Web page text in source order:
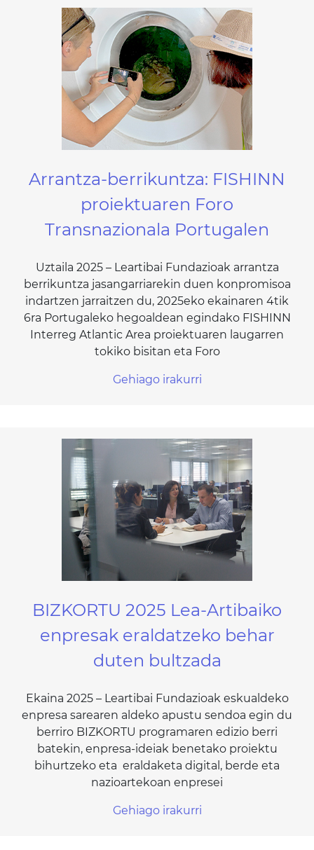
Arrantza-berrikuntza: FISHINN
proiektuaren Foro
Transnazionala Portugalen
Uztaila 2025 – Leartibai Fundazioak arrantza
berrikuntza jasangarriarekin duen konpromisoa
indartzen jarraitzen du, 2025eko ekainaren 4tik
6ra Portugaleko hegoaldean egindako FISHINN
Interreg Atlantic Area proiektuaren laugarren
tokiko bisitan eta Foro
Gehiago irakurri
BIZKORTU 2025 Lea-Artibaiko
enpresak eraldatzeko behar
duten bultzada
Ekaina 2025 – Leartibai Fundazioak eskualdeko
enpresa sarearen aldeko apustu sendoa egin du
berriro BIZKORTU programaren edizio berri
batekin, enpresa-ideiak benetako proiektu
bihurtzeko eta eraldaketa digital, berde eta
nazioartekoan enpresei
Gehiago irakurri